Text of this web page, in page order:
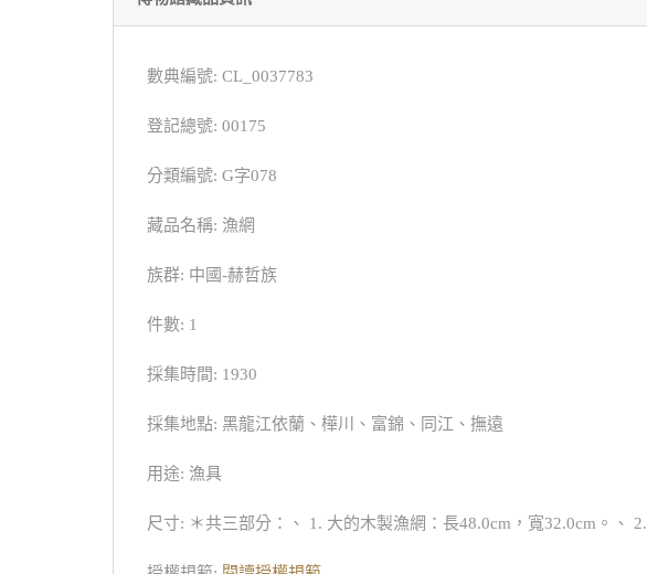
數典編號: CL_0037783
登記總號: 00175
分類編號: G字078
藏品名稱: 漁網
族群: 中國-赫哲族
件數: 1
採集時間: 1930
採集地點: 黑龍江依蘭、樺川、富錦、同江、撫遠
用途: 漁具
尺寸: ＊共三部分：、 1. 大的木製漁網：長48.0cm，寬32.0cm。、